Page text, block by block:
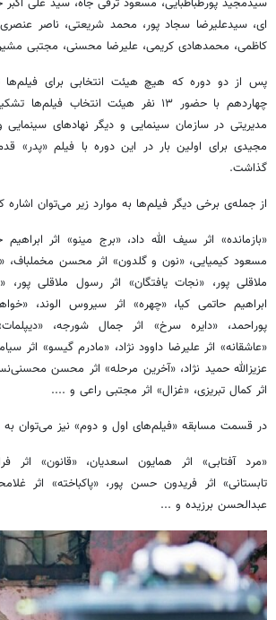
ای، سیدعلیرضا سجاد پور، محمد شریعتی، ناصر
کاظمی، محمدهادی کریمی، علیرضا محسنی، مجتبی
پس از دو دوره که هیچ هیئت انتخابی برای فیلم‌ها
چهاردهم با حضور ۱۳ نفر هیئت
مدیریتی در سازمان سینمایی و دیگر نهادهای
مجیدی برای اولین بار در این دوره با فیلم «پدر»
گذاشت.
از جمله‌ی برخی دیگر فیلم‌ها به موارد زیر می‌توان اشاره
«بازمانده» اثر سیف الله داد، «برج مینو» اثر
مسعود کیمیایی، «نون و گلدون» اثر محسن مخملباف،
ملاقلی پور، «نجات یافتگان» اثر رسول ملاقلی
ابراهیم حاتمی کیا، «چهره» اثر سیروس الوند،
پوراحمد، «دایره سرخ» اثر جمال شورجه،
«عاشقانه» اثر علیرضا داوود نژاد، «مادرم گیسو» اثر
عزیزالله حمید نژاد، «آخرین مرحله» اثر محسن
اثر کمال تبریزی، «غزال» اثر مجتبی راعی و ....
در قسمت مسابقه «فیلم‌های اول و دوم» نیز می‌توان به
«مرد آفتابی» اثر همایون اسعدیان، «قانون» اثر
تابستانی» اثر فریدون حسن پور، «پاکباخته» اثر
عبدالحسن برزیده و ...